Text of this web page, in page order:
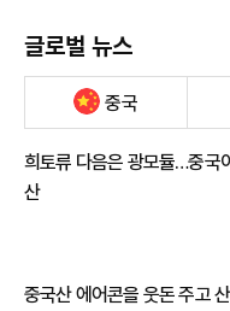
글로벌 뉴스
중국
희토류 다음은 광모듈…중국
산
중국산 에어콘을 웃돈 주고